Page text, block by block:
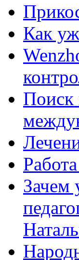
Как
Поиск
Зачем